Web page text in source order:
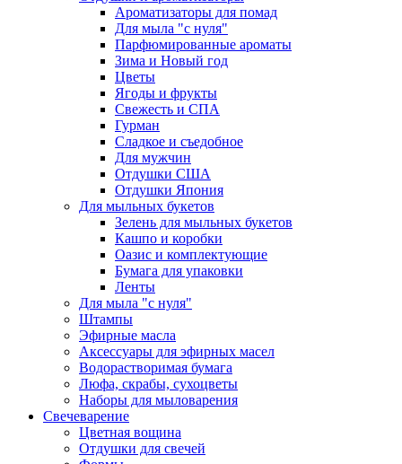
Ароматизаторы для помад
Для мыла "с нуля"
Парфюмированные ароматы
Зима и Новый год
Цветы
Ягоды и фрукты
Свежесть и СПА
Гурман
Сладкое и съедобное
Для мужчин
Отдушки США
Отдушки Япония
Для мыльных букетов
Зелень для мыльных букетов
Кашпо и коробки
Оазис и комплектующие
Бумага для упаковки
Ленты
Для мыла "с нуля"
Штампы
Эфирные масла
Аксессуары для эфирных масел
Водорастворимая бумага
Люфа, скрабы, сухоцветы
Наборы для мыловарения
Свечеварение
Цветная вощина
Отдушки для свечей